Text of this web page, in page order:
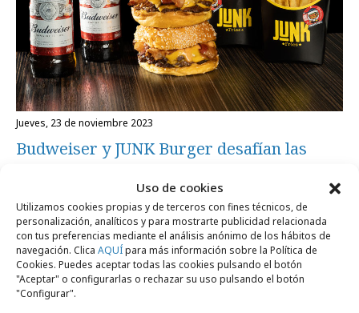
Uso de cookies
Utilizamos cookies propias y de terceros con fines técnicos, de
personalización, analíticos y para mostrarte publicidad relacionada
con tus preferencias mediante el análisis anónimo de los hábitos de
navegación. Clica AQUÍpara más información sobre la Política de
Cookies. Puedes aceptar todas las cookies pulsando el botón
"Aceptar" o configurarlas o rechazar su uso pulsando el botón
"Configurar".
jueves, 23 de noviembre 2023
Budweiser y JUNK Burger desafían las
Campañas